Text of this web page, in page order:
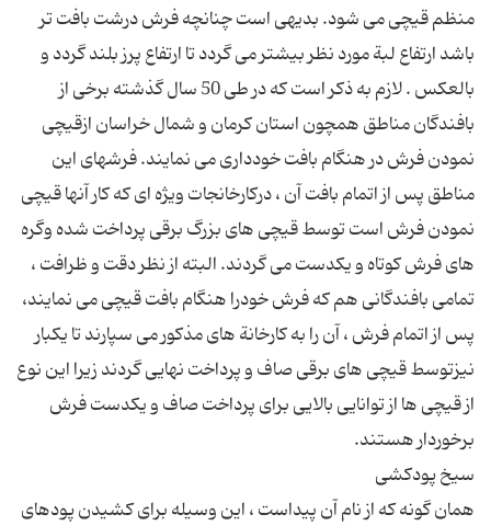
منظم قیچی می شود. بدیهی است چنانچه فرش درشت بافت تر
باشد ارتفاع لبة مورد نظر بیشتر می گردد تا ارتفاع پرز بلند گردد و
بالعكس . لازم به ذكر است كه در طی 50 سال گذشته برخی از
بافندگان مناطق همچون استان كرمان و شمال خراسان ازقیچی
نمودن فرش در هنگام بافت خودداری می نمایند. فرشهای این
مناطق پس از اتمام بافت آن ، دركارخانجات ویژه ای كه كار آنها قیچی
نمودن فرش است توسط قیچی های بزرگ برقی پرداخت شده وگره
های فرش كوتاه و یكدست می گردند. البته از نظر دقت و ظرافت ،
تمامی بافندگانی هم كه فرش خودرا هنگام بافت قیچی می نمایند،
پس از اتمام فرش ، آن را به كارخانة های مذكور می سپارند تا یكبار
نیزتوسط قیچی های برقی صاف و پرداخت نهایی گردند زیرا این نوع
از قیچی ها از توانایی بالایی برای پرداخت صاف و یكدست فرش
همان گونه كه از نام آن پیداست ، این وسیله برای كشیدن پودهای